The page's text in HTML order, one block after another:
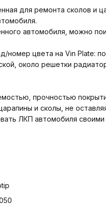
для ремонта сколов и
автомобиля, можно
номер цвета на Vin Plate:
около решетки
прочностью
и сколы, не
ЛКП автомобиля своими